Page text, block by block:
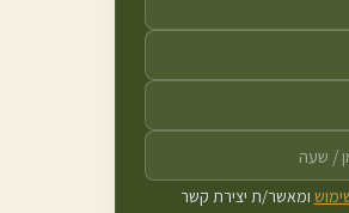
ומאשר/ת יצירת קשר